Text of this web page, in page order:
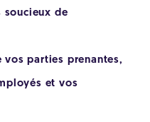
soucieux de
parties prenantes,
et vos